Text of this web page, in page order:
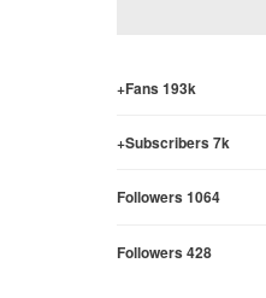
Fans 193k+
Subscribers 7k+
Followers 1064
Followers 428